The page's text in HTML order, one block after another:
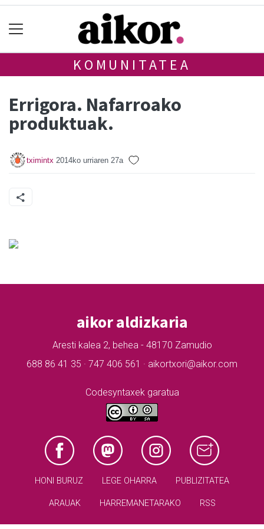
KOMUNITATEA
Errigora. Nafarroako
produktuak.
tximintx 2014ko urriaren 27a
aikor aldizkaria
Aresti kalea 2, behea - 48170 Zamudio
688 86 41 35 · 747 406 561 · aikortxori@aikor.com
Codesyntaxek garatua
HONI BURUZ LEGE OHARRA PUBLIZITATEA
ARAUAK HARREMANETARAKO RSS